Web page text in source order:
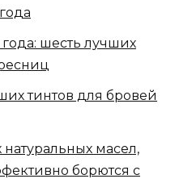
шесть лучших
тинтов для бровей
масел,
борются с